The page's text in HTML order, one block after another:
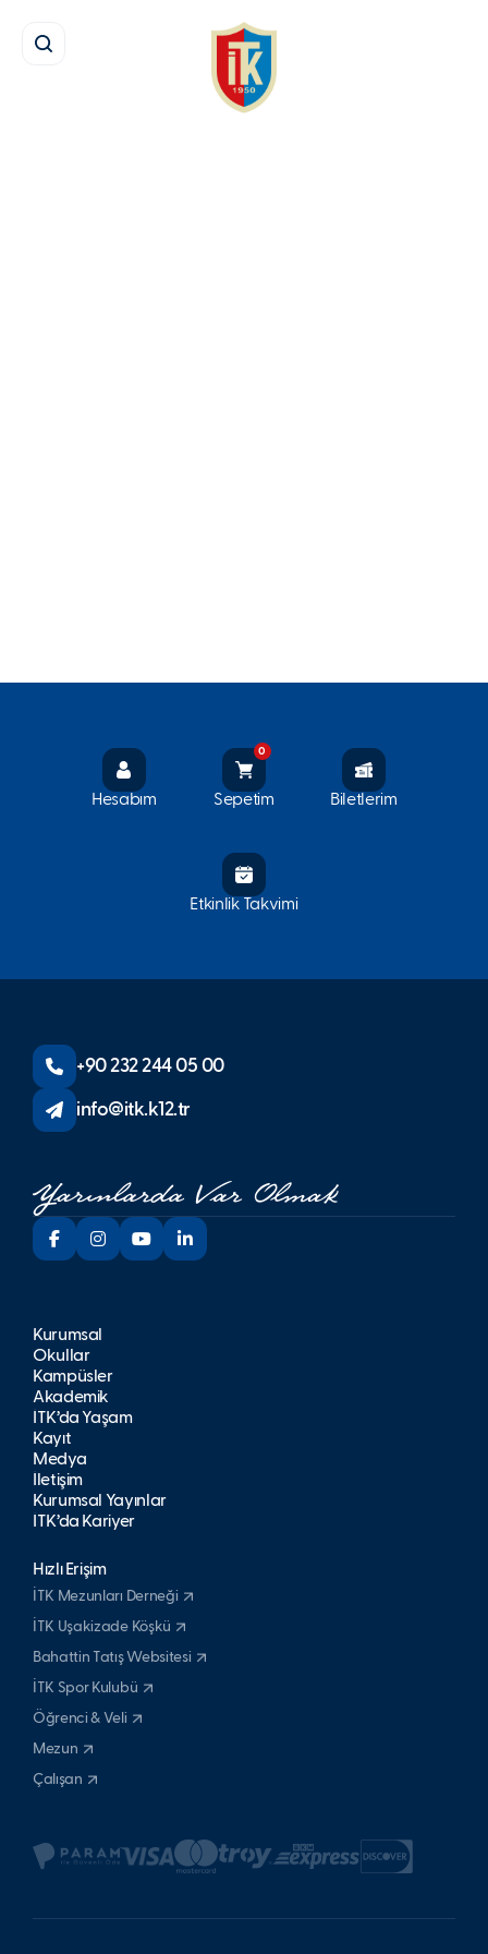
Hesabım
0
Sepetim Biletlerim
Etkinlik Takvimi
+90 232 244 05 00
info@itk.k12.tr
Kurumsal
Okullar
Kampüsler
Akademik
İTK’da Yaşam
Kayıt
Medya
İletişim
Kurumsal Yayınlar
İTK’da Kariyer
Hızlı Erişim
İTK Mezunları Derneği
İTK Uşakizade Köşkü
Bahattin Tatış Websitesi
İTK Spor Kulubü
Öğrenci & Veli
Mezun
Çalışan